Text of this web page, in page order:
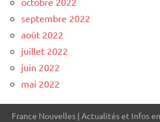
septembre 2022
août 2022
juillet 2022
juin 2022
mai 2022
France Nouvelles | Actualités et Infos